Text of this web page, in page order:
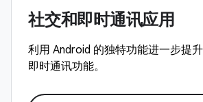
社交和即时通讯应用
利用 Android 的独特功能进一步提
即时通讯功能。